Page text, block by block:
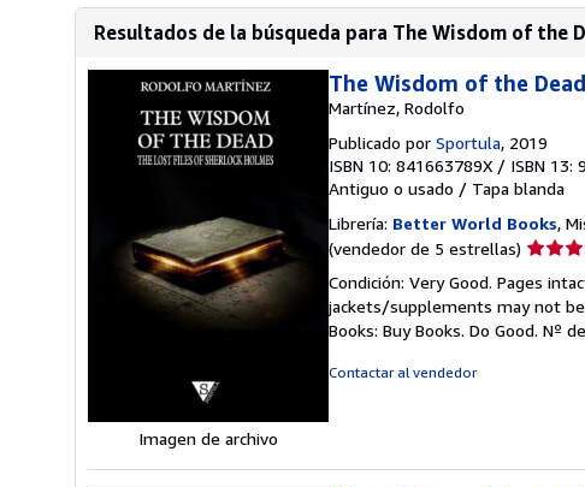
Resultados de la búsqueda para The Wisdom of the
Imagen de archivo
The Wisdom of the
Martínez, Rodolfo
Publicado por Sportula, 2019
ISBN 10: 841663789X / ISBN 13:
Antiguo o usado / Tapa blanda
Librería: Better World Books,
(vendedor de 5 estrellas)
5
de
Condición: Very Good. Pages
jackets/supplements may not
Books: Buy Books. Do Good. Nº
Contactar al vendedor